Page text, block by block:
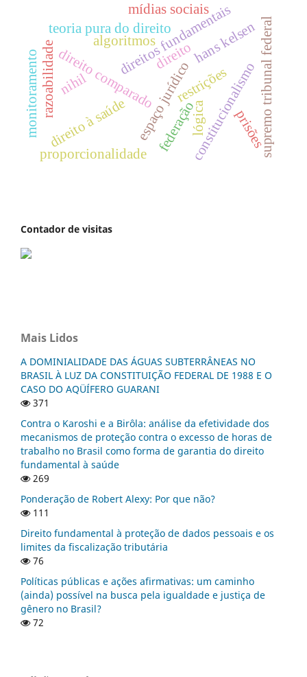
espaço jurídico
federaçãoconstitucionalismo
direito comparado
direitos fundamentais
lógica
direito
teoria pura do direito hans kelsen
mídias sociais
restrições
razoabilidade
proporcionalidade
direito à saúde supremo tribunal federal
nihil
prisões
monitoramento
algoritmos
Contador de visitas
Mais Lidos
A DOMINIALIDADE DAS ÁGUAS SUBTERRÂNEAS NO
BRASIL À LUZ DA CONSTITUIÇÃO FEDERAL DE 1988 E O
CASO DO AQÜÍFERO GUARANI
371
Contra o Karoshi e a Birôla: análise da efetividade dos
mecanismos de proteção contra o excesso de horas de
trabalho no Brasil como forma de garantia do direito
fundamental à saúde
269
Ponderação de Robert Alexy: Por que não?
111
Direito fundamental à proteção de dados pessoais e os
limites da fiscalização tributária
76
Políticas públicas e ações afirmativas: um caminho
(ainda) possível na busca pela igualdade e justiça de
gênero no Brasil?
72